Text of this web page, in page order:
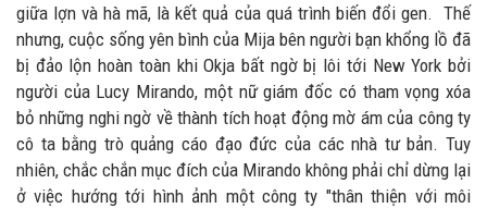
giữa lợn và hà mã, là kết quả của quá trình biến đổi gen. Thế
nhưng, cuộc sống yên bình của Mija bên người bạn khổng lồ đã
bị đảo lộn hoàn toàn khi Okja bất ngờ bị lôi tới New York bởi
người của Lucy Mirando, một nữ giám đốc có tham vọng xóa
bỏ những nghi ngờ về thành tích hoạt động mờ ám của công ty
cô ta bằng trò quảng cáo đạo đức của các nhà tư bản. Tuy
nhiên, chắc chắn mục đích của Mirando không phải chỉ dừng lại
ở việc hướng tới hình ảnh một công ty "thân thiện với môi